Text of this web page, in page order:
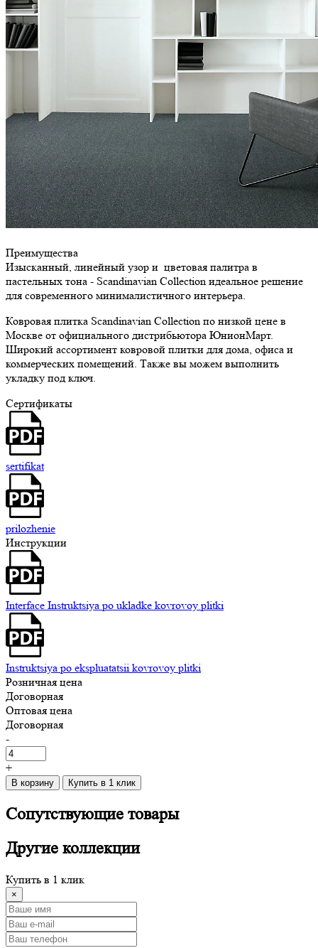
Преимущества
Изысканный, линейный узор и цветовая палитра в
пастельных тона - Scandinavian Collection идеальное решение
для современного минималистичного интерьера.
Ковровая плитка Scandinavian Collection по низкой цене в
Москве от официального дистрибьютора ЮнионМарт.
Широкий ассортимент ковровой плитки для дома, офиса и
коммерческих помещений. Также вы можем выполнить
укладку под ключ.
Сертификаты
sertifikat
prilozhenie
Инструкции
Interface Instruktsiya po ukladke kovrovoy plitki
Instruktsiya po ekspluatatsii kovrovoy plitki
Розничная цена
Договорная
Оптовая цена
Договорная
-
+
В корзину Купить в 1 клик
Сопутствующие товары
Другие коллекции
Купить в 1 клик
×